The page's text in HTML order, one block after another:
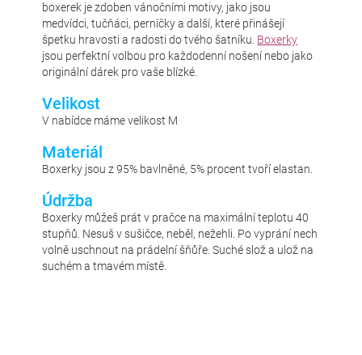
boxerek je zdoben vánočními motivy, jako jsou
medvídci, tučňáci, perníčky a další, které přinášejí
špetku hravosti a radosti do tvého šatníku. Boxerky
jsou perfektní volbou pro každodenní nošení nebo jako
originální dárek pro vaše blízké.
Velikost
V nabídce máme velikost M
Materiál
Boxerky jsou z 95% bavlněné, 5% procent tvoří elastan.
Údržba
Boxerky můžeš prát v pračce na maximální teplotu 40
stupňů. Nesuš v sušičce, neběl, nežehli. Po vyprání nech
volně uschnout na prádelní šňůře. Suché slož a ulož na
suchém a tmavém místě.